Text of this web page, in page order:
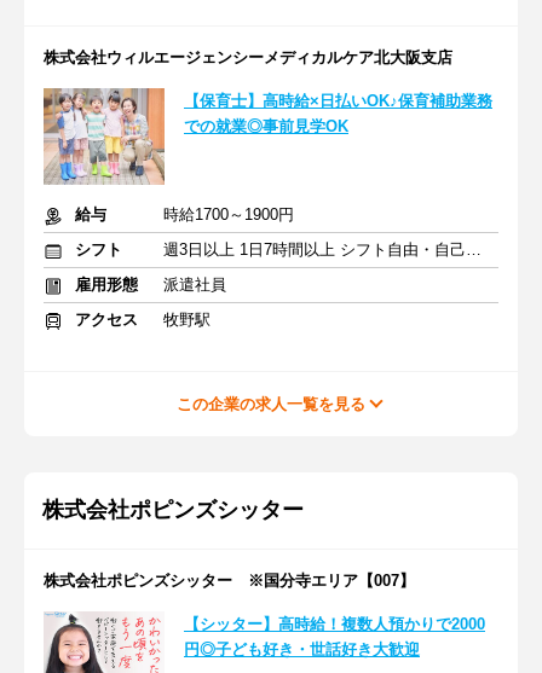
株式会社ウィルエージェンシーメディカルケア北大阪支店
【保育士】高時給×日払いOK♪保育補助業務
での就業◎事前見学OK
給与
時給1700～1900円
シフト
週3日以上 1日7時間以上 シフト自由・自己申告
雇用形態
派遣社員
アクセス
牧野駅
この企業の求人一覧を見る
株式会社ポピンズシッター
株式会社ポピンズシッター ※国分寺エリア【007】
【シッター】高時給！複数人預かりで2000
円◎子ども好き・世話好き大歓迎